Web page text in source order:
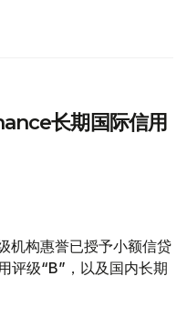
长期国际信用
机构惠誉已授予小额信贷
评级“B”，以及国内长期